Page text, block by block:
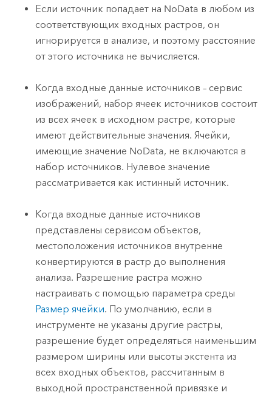
Если источник попадает на NoData в любом из
соответствующих входных растров, он
игнорируется в анализе, и поэтому расстояние
от этого источника не вычисляется.
Когда входные данные источников – сервис
изображений, набор ячеек источников состоит
из всех ячеек в исходном растре, которые
имеют действительные значения. Ячейки,
имеющие значение NoData, не включаются в
набор источников. Нулевое значение
рассматривается как истинный источник.
Когда входные данные источников
представлены сервисом объектов,
местоположения источников внутренне
конвертируются в растр до выполнения
анализа. Разрешение растра можно
настраивать с помощью параметра среды
Размер ячейки. По умолчанию, если в
инструменте не указаны другие растры,
разрешение будет определяться наименьшим
размером ширины или высоты экстента из
всех входных объектов, рассчитанным в
выходной пространственной привязке и